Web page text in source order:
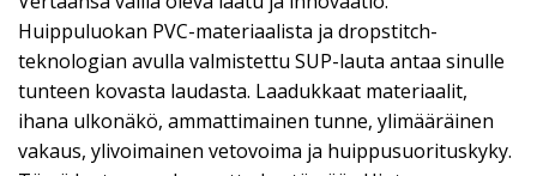
Huippuluokan PVC-materiaalista ja dropstitch-
teknologian avulla valmistettu SUP-lauta antaa sinulle
tunteen kovasta laudasta. Laadukkaat materiaalit,
ihana ulkonäkö, ammattimainen tunne, ylimääräinen
vakaus, ylivoimainen vetovoima ja huippusuorituskyky.